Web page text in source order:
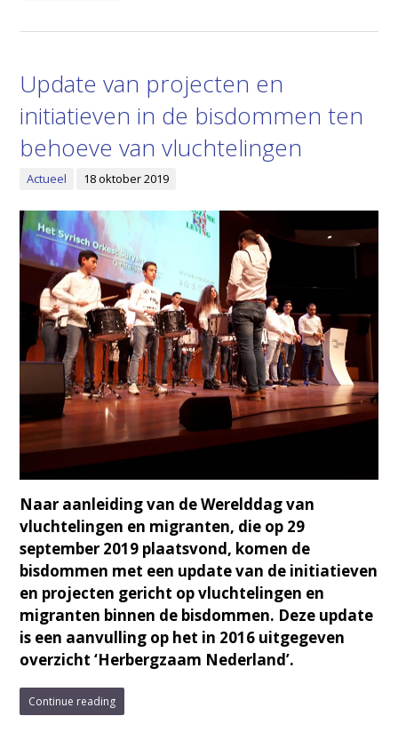
Update van projecten en
initiatieven in de bisdommen ten
behoeve van vluchtelingen
Actueel 18 oktober 2019
Naar aanleiding van de Werelddag van
vluchtelingen en migranten, die op 29
september 2019 plaatsvond, komen de
bisdommen met een update van de initiatieven
en projecten gericht op vluchtelingen en
migranten binnen de bisdommen. Deze update
is een aanvulling op het in 2016 uitgegeven
overzicht ‘Herbergzaam Nederland’.
Continue reading